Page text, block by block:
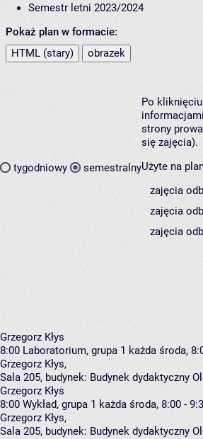
Semestr letni 2023/2024
Pokaż plan w formacie:
HTML (stary)
obrazek
tygodniowy semestralny
Po
strony
się zajęcia).
Użyte na
zajęcia
zajęcia
zajęcia
Grzegorz Kłys
8:00 Laboratorium, grupa 1 każda środa,
Grzegorz Kłys,
Sala 205, budynek: Budynek dydaktyczny
Grzegorz Kłys
8:00 Wykład, grupa 1 każda środa, 8:00 -
Grzegorz Kłys,
Sala 205, budynek: Budynek dydaktyczny